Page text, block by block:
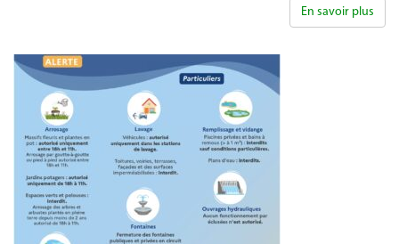
En savoir plus